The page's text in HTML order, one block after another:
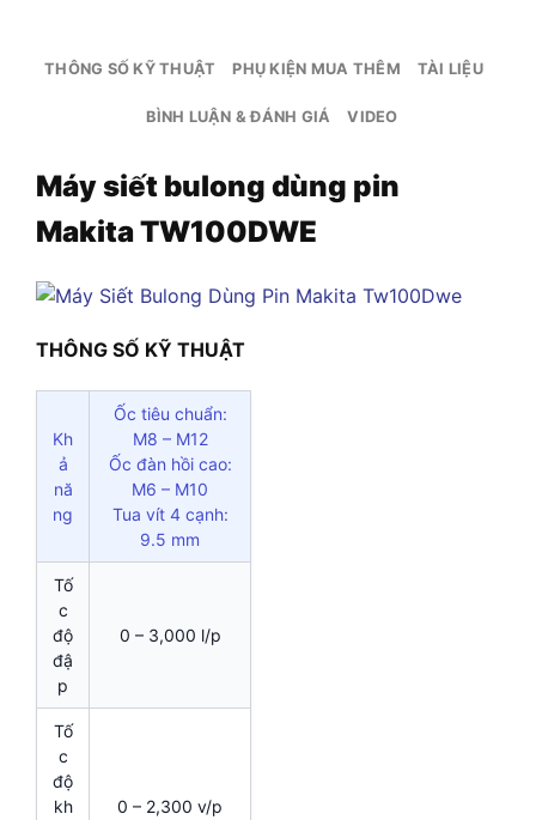
THÔNG SỐ KỸ THUẬT PHỤ KIỆN MUA THÊM TÀI LIỆU
BÌNH LUẬN & ĐÁNH GIÁ VIDEO
Máy siết bulong dùng pin
Makita TW100DWE
THÔNG SỐ KỸ THUẬT
Kh
ả
nă
ng
Ốc tiêu chuẩn:
M8 – M12
Ốc đàn hồi cao:
M6 – M10
Tua vít 4 cạnh:
9.5 mm
Tố
c
độ
đậ
p
0 – 3,000 l/p
Tố
c
độ
kh
0 – 2,300 v/p